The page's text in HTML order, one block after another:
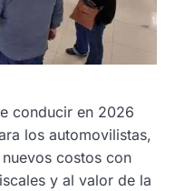
conducir en 2026
los automovilistas,
costos con
y al valor de la